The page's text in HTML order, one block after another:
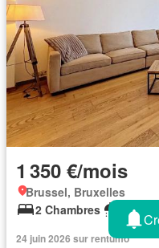
1 350 €/mois
Brussel, Bruxelles
2 Chambres
1
24 juin 2026 sur rentumo